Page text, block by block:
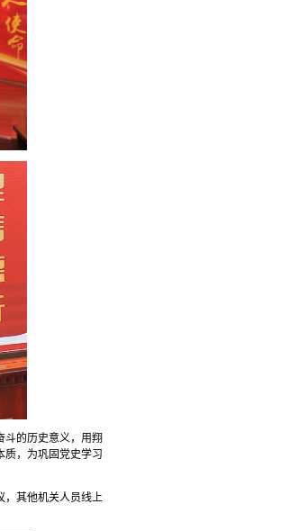
斗的历史意义，用翔
质，为巩固党史学习
，其他机关人员线上